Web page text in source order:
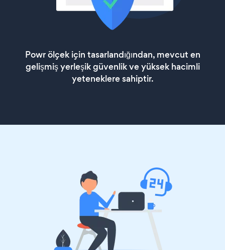
Powr ölçek için tasarlandığından, mevcut en
gelişmiş yerleşik güvenlik ve yüksek hacimli
yeteneklere sahiptir.